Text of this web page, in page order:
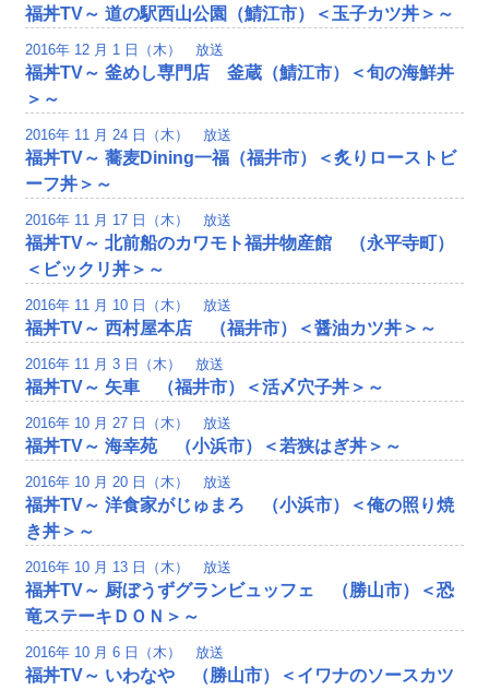
福丼TV～ 道の駅西山公園（鯖江市）＜玉子カツ丼＞～
2016年 12 月 1 日（木） 放送
福丼TV～ 釜めし専門店 釜蔵（鯖江市）＜旬の海鮮丼
＞～
2016年 11 月 24 日（木） 放送
福丼TV～ 蕎麦Dining一福（福井市）＜炙りローストビ
ーフ丼＞～
2016年 11 月 17 日（木） 放送
福丼TV～ 北前船のカワモト福井物産館 （永平寺町）
＜ビックリ丼＞～
2016年 11 月 10 日（木） 放送
福丼TV～ 西村屋本店 （福井市）＜醤油カツ丼＞～
2016年 11 月 3 日（木） 放送
福丼TV～ 矢車 （福井市）＜活〆穴子丼＞～
2016年 10 月 27 日（木） 放送
福丼TV～ 海幸苑 （小浜市）＜若狭はぎ丼＞～
2016年 10 月 20 日（木） 放送
福丼TV～ 洋食家がじゅまろ （小浜市）＜俺の照り焼
き丼＞～
2016年 10 月 13 日（木） 放送
福丼TV～ 厨ぼうずグランビュッフェ （勝山市）＜恐
竜ステーキＤＯＮ＞～
2016年 10 月 6 日（木） 放送
福丼TV～ いわなや （勝山市）＜イワナのソースカツ